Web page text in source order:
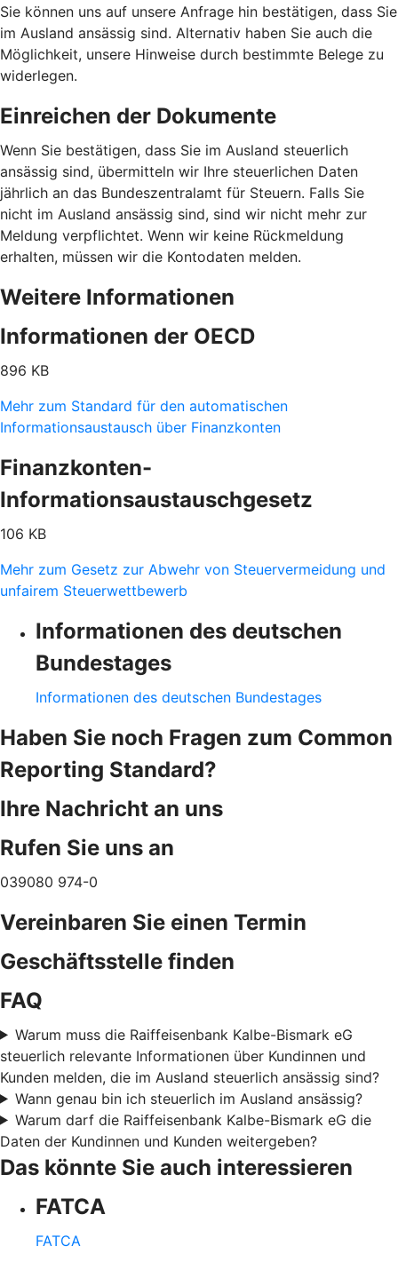
Sie können uns auf unsere Anfrage hin bestätigen, dass Sie
im Ausland ansässig sind. Alternativ haben Sie auch die
Möglichkeit, unsere Hinweise durch bestimmte Belege zu
widerlegen.
Einreichen der Dokumente
Wenn Sie bestätigen, dass Sie im Ausland steuerlich
ansässig sind, übermitteln wir Ihre steuerlichen Daten
jährlich an das Bundeszentralamt für Steuern. Falls Sie
nicht im Ausland ansässig sind, sind wir nicht mehr zur
Meldung verpflichtet. Wenn wir keine Rückmeldung
erhalten, müssen wir die Kontodaten melden.
Weitere Informationen
Informationen der OECD
896 KB
Mehr zum Standard für den automatischen
Informationsaustausch über Finanzkonten
Finanzkonten-
Informationsaustauschgesetz
106 KB
Mehr zum Gesetz zur Abwehr von Steuervermeidung und
unfairem Steuerwettbewerb
Informationen des deutschen
Bundestages
Informationen des deutschen Bundestages
Haben Sie noch Fragen zum Common
Reporting Standard?
Ihre Nachricht an uns
Rufen Sie uns an
039080 974-0
Vereinbaren Sie einen Termin
Geschäftsstelle finden
FAQ
Warum muss die Raiffeisenbank Kalbe-Bismark eG
steuerlich relevante Informationen über Kundinnen und
Kunden melden, die im Ausland steuerlich ansässig sind?
Wann genau bin ich steuerlich im Ausland ansässig?
Warum darf die Raiffeisenbank Kalbe-Bismark eG die
Daten der Kundinnen und Kunden weitergeben?
Das könnte Sie auch interessieren
FATCA
FATCA